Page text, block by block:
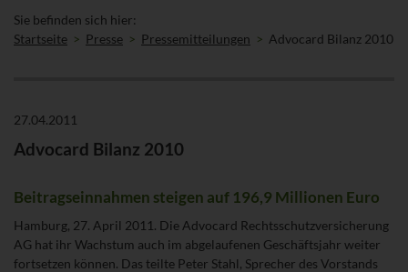
Sie befinden sich hier:
Startseite
Presse Pressemitteilungen Advocard Bilanz 2010
27.04.2011
Advocard Bilanz 2010
Beitragseinnahmen steigen auf 196,9 Millionen Euro
Hamburg, 27. April 2011. Die Advocard Rechtsschutzversicherung
AG hat ihr Wachstum auch im abgelaufenen Geschäftsjahr weiter
fortsetzen können. Das teilte Peter Stahl, Sprecher des Vorstands